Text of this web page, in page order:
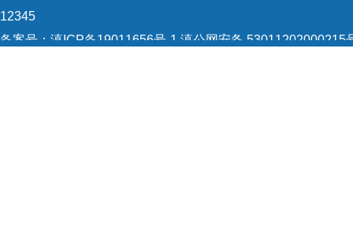
12345
备案号： 滇ICP备19011656号-1 滇公网安备 53011202000215